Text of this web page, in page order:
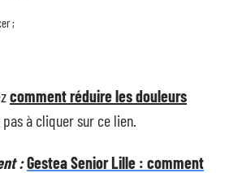
;
comment réduire les douleurs
pas à cliquer sur ce lien.
:Gestea Senior Lille : comment